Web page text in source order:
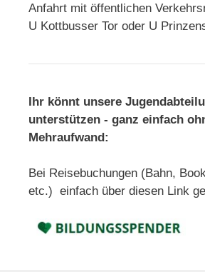
Anfahrt mit öffentlichen
U Kottbusser Tor oder U
Ihr könnt unsere
unterstützen - ganz einfach
Mehraufwand:
Bei Reisebuchungen (Bahn,
etc.) einfach über diesen Link